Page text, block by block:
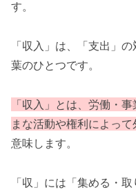
す。
「収入」は、「支出」
葉のひとつです。
「収入」とは、労働・
まな活動や権利によっ
意味します。
「収」には「集める・